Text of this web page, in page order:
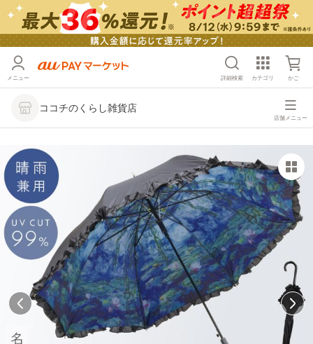
メニュー 詳細検索 カテゴリ かご
ココチのくらし雑貨店
店舗メニュー